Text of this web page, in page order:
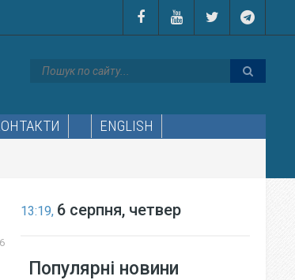
ENGLISH
13:19, 6 серпня, четвер
Популярні новини